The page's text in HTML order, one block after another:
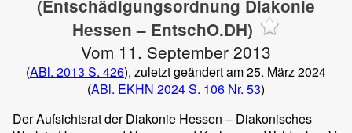
(Entschädigungsordnung Diakonie
Hessen – EntschO.DH)
Vom 11. September 2013
(ABl. 2013 S. 426), zuletzt geändert am 25. März 2024
(ABl. EKHN 2024 S. 106 Nr. 53)
Der Aufsichtsrat der Diakonie Hessen – Diakonisches